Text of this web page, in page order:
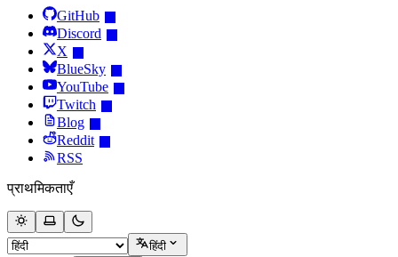
GitHub
Discord
X
BlueSky
YouTube
Twitch
Blog
Reddit
RSS
प्राथमिकताएँ
हिंदी